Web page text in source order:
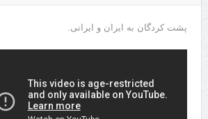
پشت کردگان به ایران و ایرانی.